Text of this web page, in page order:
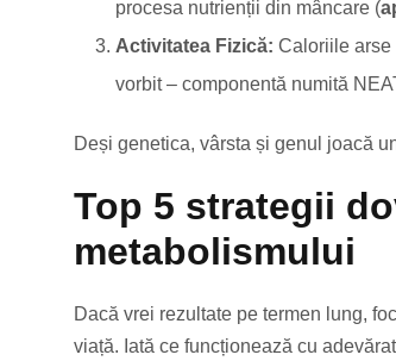
procesa nutrienții din mâncare (
Activitatea Fizică: Caloriile arse
vorbit – componentă numită
Deși genetica, vârsta și genul joacă
Top 5 strategii
metabolismului
Dacă vrei rezultate pe termen lung,
viață. Iată ce funcționează cu